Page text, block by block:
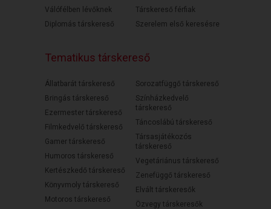
Válófélben lévőknek
Diplomás társkereső
Társkereső férfiak
Szerelem első keresésre
Tematikus társkereső
Állatbarát társkereső
Bringás társkereső
Ezermester társkereső
Filmkedvelő társkereső
Gamer társkereső
Humoros társkereső
Kertészkedő társkereső
Könyvmoly társkereső
Motoros társkereső
Sorozatfüggő társkereső
Színházkedvelő
társkereső
Táncoslábú társkereső
Társasjátékozós
társkereső
Vegetáriánus társkereső
Zenefüggő társkereső
Elvált társkeresők
Özvegy társkeresők